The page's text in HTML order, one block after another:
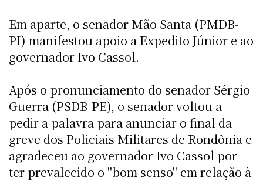
Em aparte, o senador Mão Santa (PMDB-
PI) manifestou apoio a Expedito Júnior e ao
governador Ivo Cassol.
Após o pronunciamento do senador Sérgio
Guerra (PSDB-PE), o senador voltou a
pedir a palavra para anunciar o final da
greve dos Policiais Militares de Rondônia e
agradeceu ao governador Ivo Cassol por
ter prevalecido o "bom senso" em relação à